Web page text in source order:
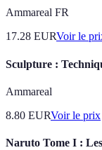
Ammareal FR
17.28 EURVoir le
Sculpture :
Ammareal
8.80 EURVoir le prix
Naruto Tome I :